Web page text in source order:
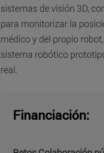
sistemas de visión 3D,
para monitorizar la
médico y del propio
sistema robótico
real.
Financiación: